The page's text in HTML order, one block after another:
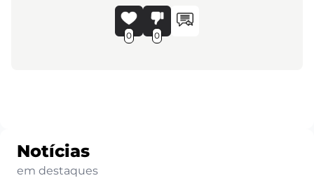
0 0
Notícias
em destaques